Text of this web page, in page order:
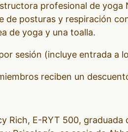
profesional de yoga
de posturas y respiración
de yoga y una toalla.
sesión (incluye entrada a
reciben un
Rich, E-RYT 500,